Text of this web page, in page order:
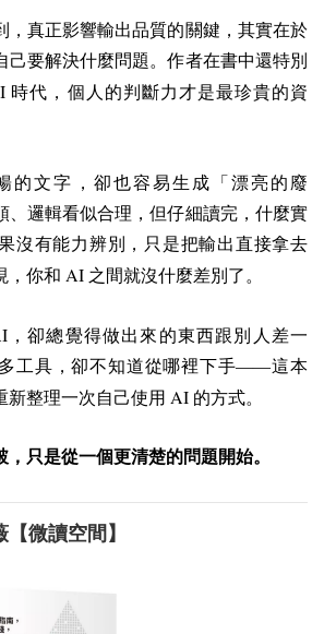
，真正影響輸出品質的關鍵，其實在於
己要解決什麼問題。作者在書中還特別
時代，個人的判斷力才是最珍貴的資
的文字，卻也容易生成「漂亮的廢
、邏輯看似合理，但仔細讀完，什麼實
沒有能力辨別，只是把輸出直接拿去
，你和 AI 之間就沒什麼差別了。
，卻總覺得做出來的東西跟別人差一
工具，卻不知道從哪裡下手——這本
新整理一次自己使用 AI 的方式。
只是從一個更清楚的問題開始。
微讀空間】